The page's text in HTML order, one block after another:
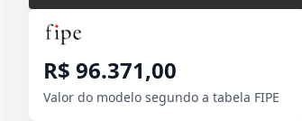
R$ 96.371,00
Valor do modelo segundo a tabela FIPE